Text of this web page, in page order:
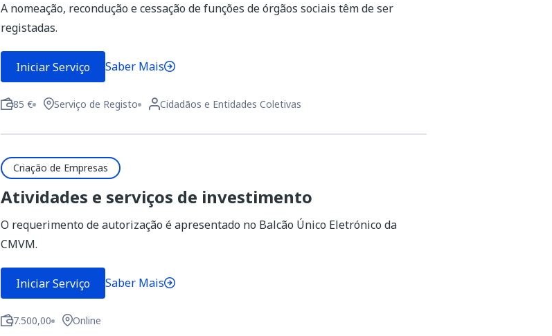
A nomeação, recondução e cessação de funções de órgãos sociais têm de ser
registadas.
Iniciar Serviço Saber Mais
85 € Serviço de Registo Cidadãos e Entidades Coletivas
Criação de Empresas
Atividades e serviços de investimento
O requerimento de autorização é apresentado no Balcão Único Eletrónico da
CMVM.
Iniciar Serviço Saber Mais
7.500,00 Online